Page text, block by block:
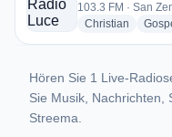
103.3 FM · San
Christian radio
Hören Sie 1 Live-
Sie Musik, Nachrichten,
Streema.